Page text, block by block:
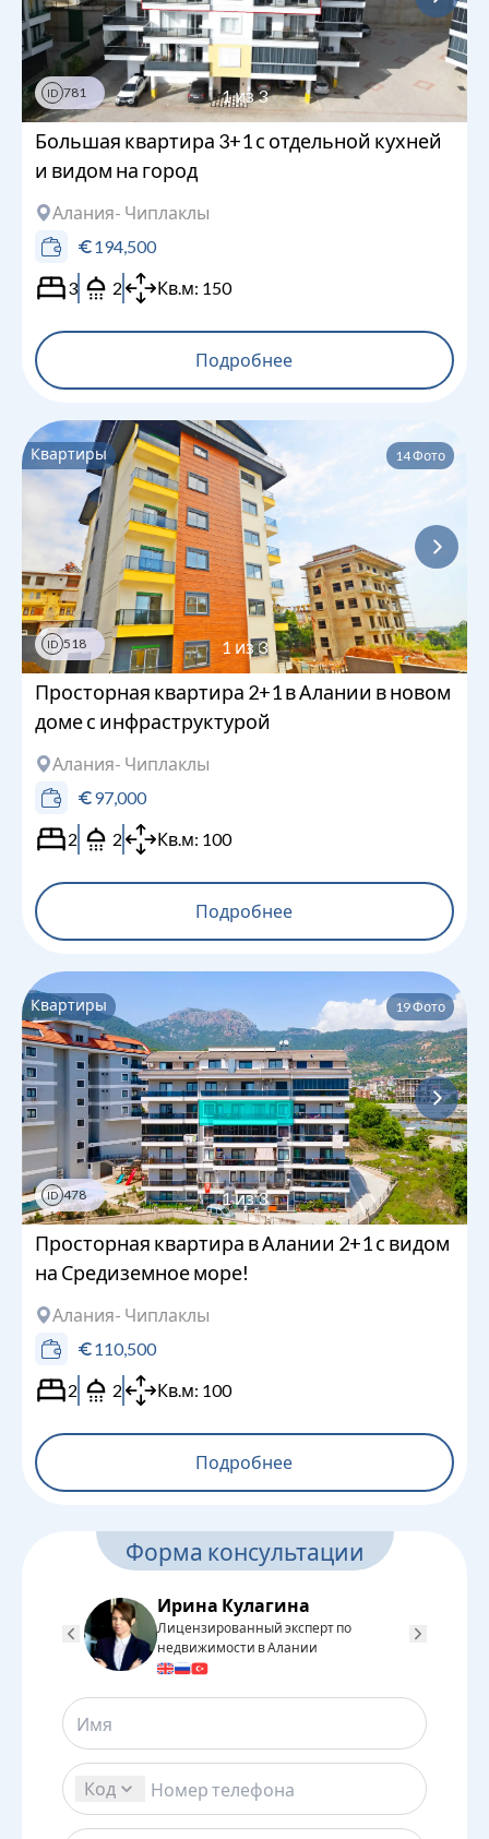
ID 781 1из3
Большая квартира 3+1 с отдельной кухней
и видом на город
Алания- Чиплаклы
194,500
3
2 Кв.м: 150
Подробнее
Квартиры 14Фото
ID 518 1из3
Просторная квартира 2+1 в Алании в новом
доме с инфраструктурой
Алания- Чиплаклы
97,000
2
2 Кв.м: 100
Подробнее
Квартиры 19Фото
ID 478 1из3
Просторная квартира в Алании 2+1 с видом
на Средиземное море!
Алания- Чиплаклы
110,500
2
2 Кв.м: 100
Подробнее
Форма консультации
Ирина Кулагина
Лицензированный эксперт по
недвижимости в Алании
Код